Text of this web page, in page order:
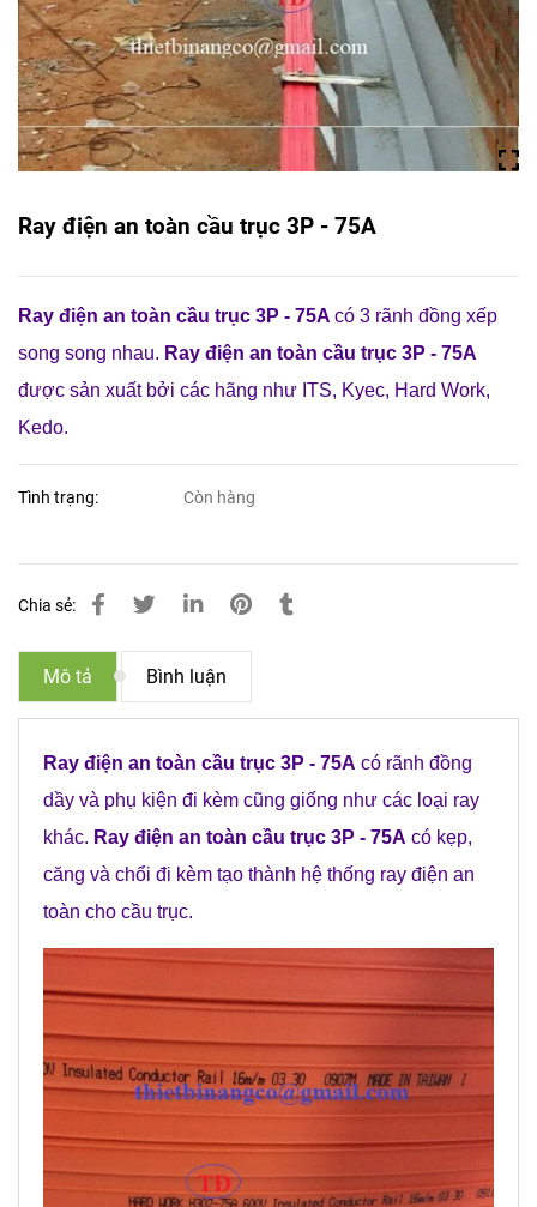
Ray điện an toàn cầu trục 3P - 75A
Ray điện an toàn cầu trục 3P - 75A có 3 rãnh đồng xếp
song song nhau. Ray điện an toàn cầu trục 3P - 75A
được sản xuất bởi các hãng như ITS, Kyec, Hard Work,
Kedo.
Tình trạng: Còn hàng
Chia sẻ:
Mô tả Bình luận
Ray điện an toàn cầu trục 3P - 75A có rãnh đồng
dầy và phụ kiện đi kèm cũng giống như các loại ray
khác. Ray điện an toàn cầu trục 3P - 75A có kẹp,
căng và chổi đi kèm tạo thành hệ thống ray điện an
toàn cho cầu trục.